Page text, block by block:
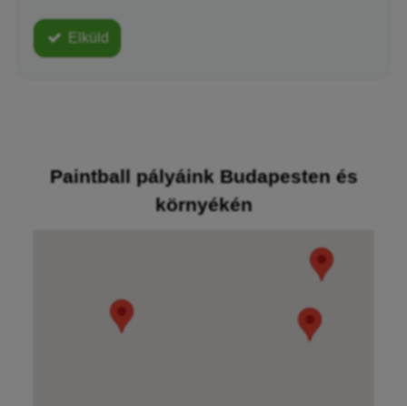
Elküld
Paintball pályáink Budapesten és
környékén